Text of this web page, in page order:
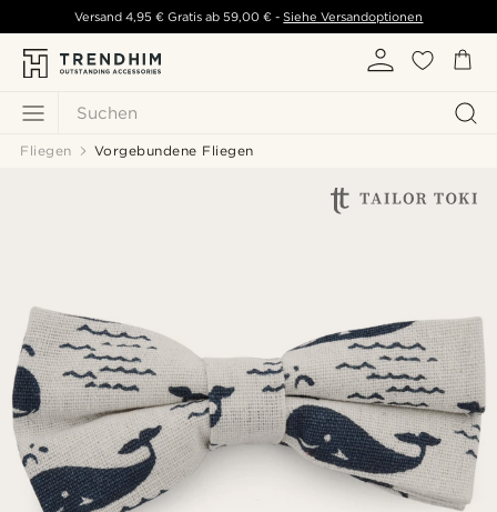
Suchen
Versand 4,95 € Gratis ab 59,00 € - Siehe Versandoptionen
Fliegen Vorgebundene Fliegen